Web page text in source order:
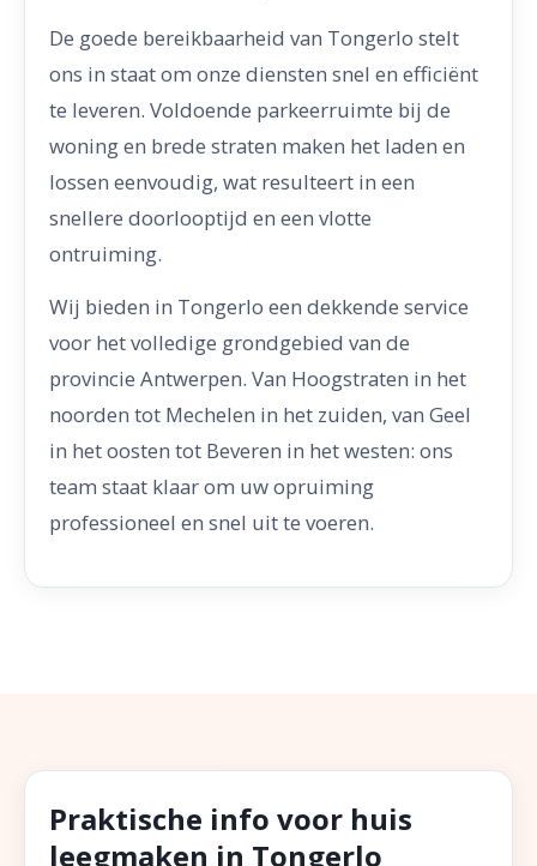
De goede bereikbaarheid van Tongerlo stelt
ons in staat om onze diensten snel en efficiënt
te leveren. Voldoende parkeerruimte bij de
woning en brede straten maken het laden en
lossen eenvoudig, wat resulteert in een
snellere doorlooptijd en een vlotte
ontruiming.
Wij bieden in Tongerlo een dekkende service
voor het volledige grondgebied van de
provincie Antwerpen. Van Hoogstraten in het
noorden tot Mechelen in het zuiden, van Geel
in het oosten tot Beveren in het westen: ons
team staat klaar om uw opruiming
professioneel en snel uit te voeren.
Praktische info voor huis
leegmaken in Tongerlo